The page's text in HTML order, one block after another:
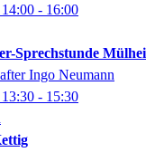
14:00 - 16:00
Sprechstunde
Ingo Neumann
13:30 - 15:30